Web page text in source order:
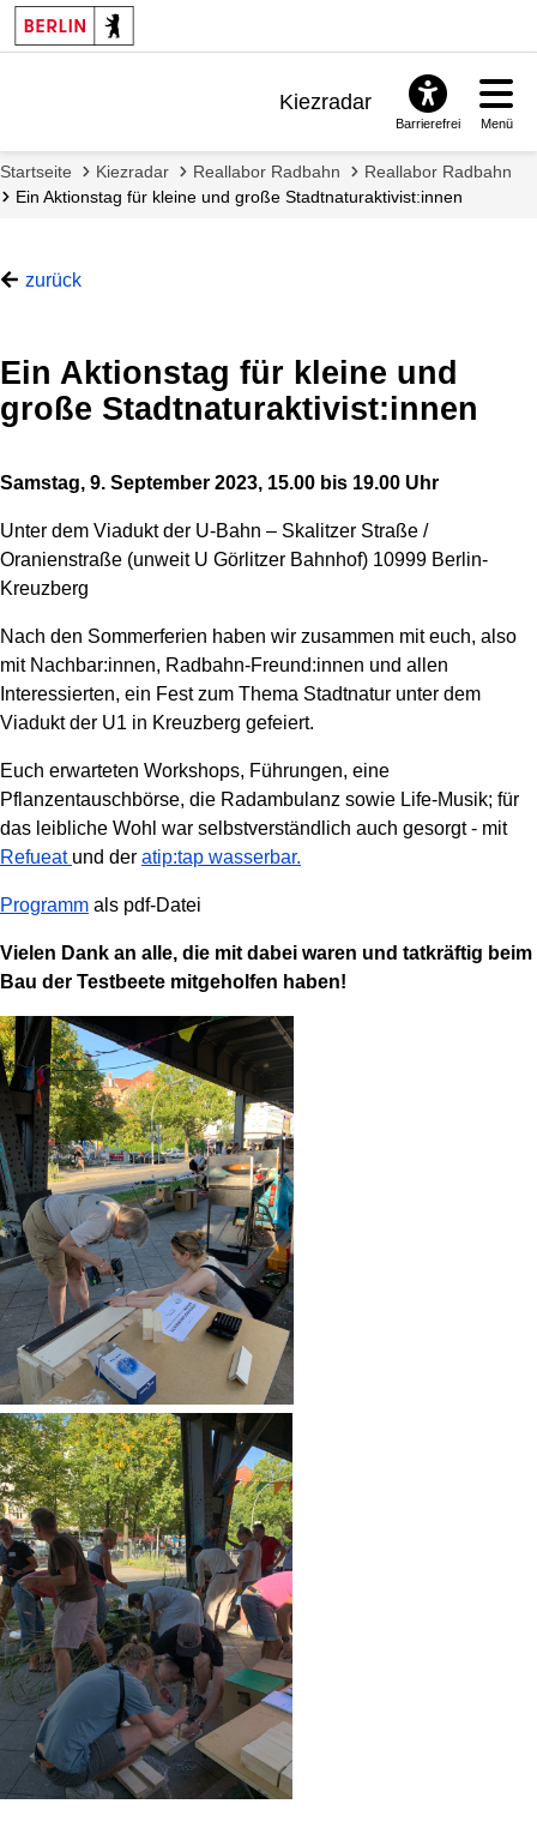
Kiezradar
FAQ & Support
Barrierefrei Menü
Startseite Kiezradar Reallabor Radbahn
Reallabor Radbahn
Ein Aktionstag für kleine und große Stadtnaturaktivist:innen
zurück
Ein Aktionstag für kleine und
große Stadtnaturaktivist:innen
Samstag, 9. September 2023, 15.00 bis 19.00 Uhr
Unter dem Viadukt der U-Bahn – Skalitzer Straße /
Oranienstraße (unweit U Görlitzer Bahnhof) 10999 Berlin-
Kreuzberg
Nach den Sommerferien haben wir zusammen mit euch, also
mit Nachbar:innen, Radbahn-Freund:innen und allen
Interessierten, ein Fest zum Thema Stadtnatur unter dem
Viadukt der U1 in Kreuzberg gefeiert.
Euch erwarteten Workshops, Führungen, eine
Pflanzentauschbörse, die Radambulanz sowie Life-Musik; für
das leibliche Wohl war selbstverständlich auch gesorgt - mit
Refueat und der atip:tap wasserbar.
Programm als pdf-Datei
Vielen Dank an alle, die mit dabei waren und tatkräftig beim
Bau der Testbeete mitgeholfen haben!